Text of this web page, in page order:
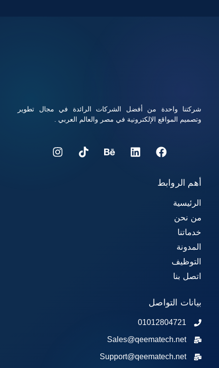
شركتنا واحدة من أفضل الشركات الرائدة في مجال تطوير
وتصميم المواقع الإلكترونية في مصر والعالم العربي .
أهم الروابط
الرئيسية
من نحن
خدماتنا
المدونة
التوظيف
اتصل بنا
بيانات التواصل
01012804721
Sales@qeematech.net
Support@qeematech.net